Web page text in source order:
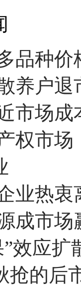
品种价
养户退
市场
产权市
业热衷
成市场
”效应
抢的后